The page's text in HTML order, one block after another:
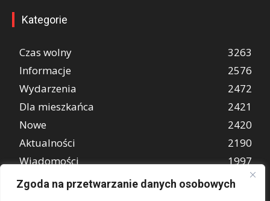
Zgoda na przetwarzanie danych osobowych
Kategorie
Czas wolny
3263
Informacje
2576
Wydarzenia
2472
Dla mieszkańca
2421
Nowe
2420
Aktualności
2190
Wiadomości
1997
REKLAMA
849